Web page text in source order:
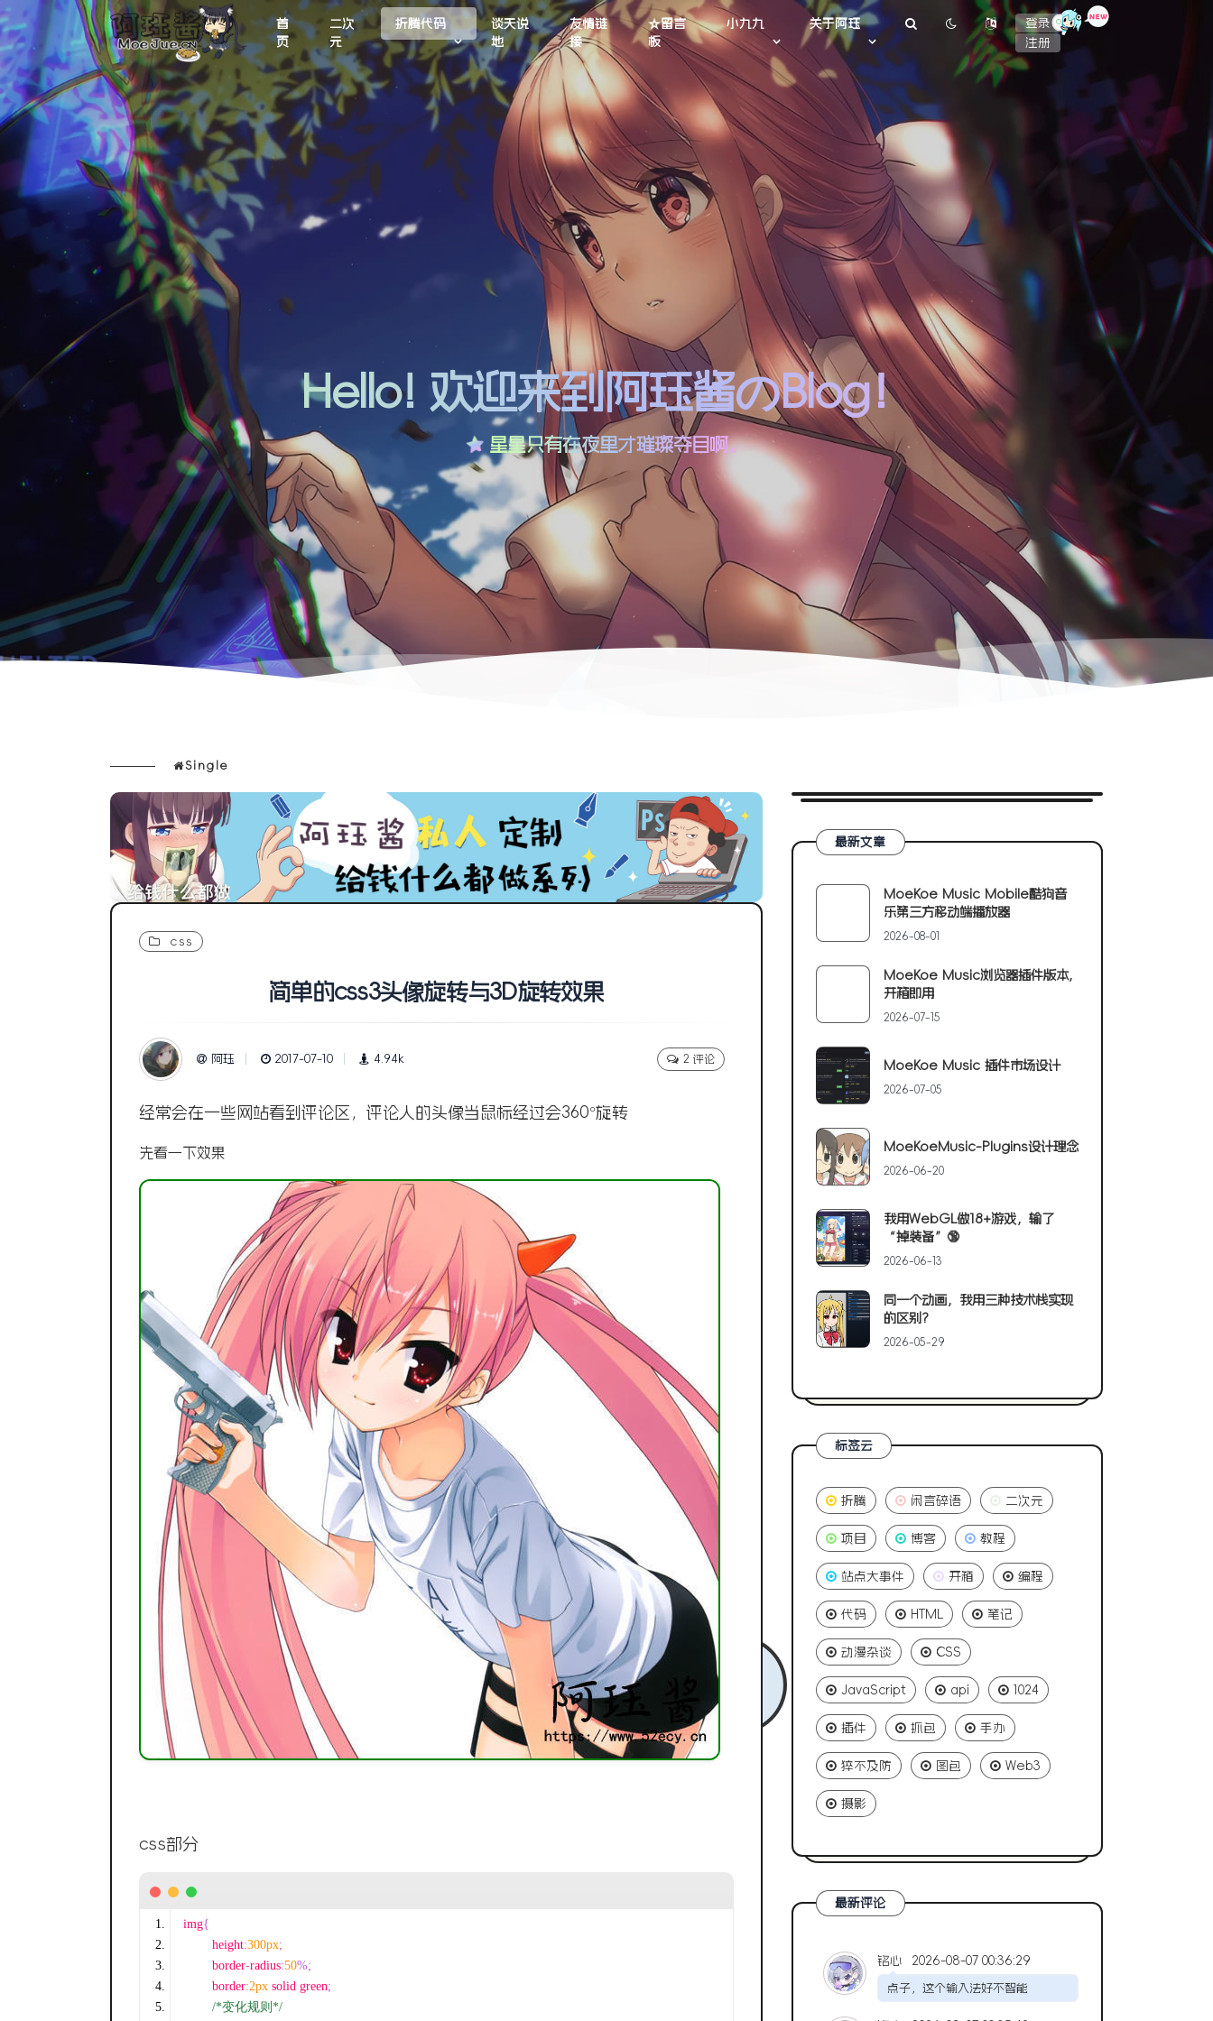
首
页
二次
元
折腾代码
谈天说
地
友情链
接
☆留言
板
小九九 关于阿珏 登录 or
注册
Hello! 欢迎来到阿珏酱のBlog！
星星只有在夜里才璀璨夺目啊。
Single
css
简单的css3头像旋转与3D旋转效果
阿珏 2017-07-10 4.94k 2 评论
经常会在一些网站看到评论区，评论人的头像当鼠标经过会360°旋转
先看一下效果
css部分
img{
	height
:300px;
	border
-radius:50%;
	border
:2px solid green;
/*变化规则*/
最新文章
MoeKoe Music Mobile酷狗音
乐第三方移动端播放器
2026-08-01
MoeKoe Music浏览器插件版本,
开箱即用
2026-07-15
MoeKoe Music 插件市场设计
2026-07-05
MoeKoeMusic-Plugins设计理念
2026-06-20
我用WebGL做18+游戏，输了
“掉装备”🔞
2026-06-13
同一个动画，我用三种技术栈实现
的区别?
2026-05-29
标签云
折腾 闲言碎语 二次元
项目 博客 教程
站点大事件 开箱 编程
代码 HTML 笔记
动漫杂谈 CSS
JavaScript api 1024
插件 抓包 手办
猝不及防 图包 Web3
摄影
最新评论
铭心 2026-08-07 00:36:29
点子，这个输入法好不智能